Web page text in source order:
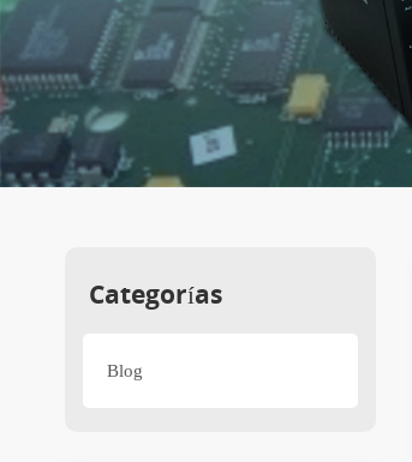
Categorías
Blog